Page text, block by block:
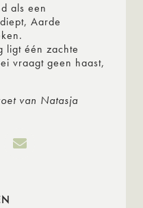
als een
Aarde
ligt één zachte
vraagt geen haast,
van Natasja